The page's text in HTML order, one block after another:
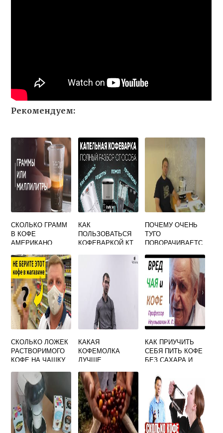
Рекомендуем:
СКОЛЬКО ГРАММ
В КОФЕ
АМЕРИКАНО
КАК
ПОЛЬЗОВАТЬСЯ
КОФЕВАРКОЙ КТ
ПОЧЕМУ ОЧЕНЬ
ТУГО
ПОВОРАЧИВАЕТС
КОФЕМАШИНЕ
СКОЛЬКО ЛОЖЕК
РАСТВОРИМОГО
КОФЕ НА ЧАШКУ
КАКАЯ
КОФЕМОЛКА
ЛУЧШЕ
ИЛИ
МЕТАЛЛИЧЕСКАЯ
КАК ПРИУЧИТЬ
СЕБЯ ПИТЬ КОФЕ
БЕЗ САХАРА И